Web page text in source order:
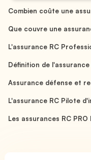
Combien coûte une
Que couvre une
L'assurance RC
Définition de
Assurance défense et
L'assurance RC Pilote
Les assurances RC